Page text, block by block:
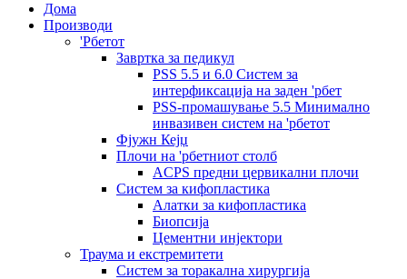
Дома
Производи
'Рбетот
Завртка за педикул
PSS 5.5 и 6.0 Систем за
интерфиксација на заден 'рбет
PSS-промашување 5.5 Минимално
инвазивен систем на 'рбетот
Фјужн Кејџ
Плочи на 'рбетниот столб
ACPS предни цервикални плочи
Систем за кифопластика
Алатки за кифопластика
Биопсија
Цементни инјектори
Траума и екстремитети
Систем за торакална хирургија